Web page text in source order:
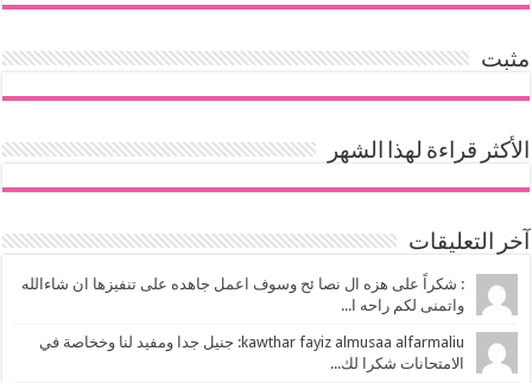
مثبت
الأكثر قراءة لهذا الشهر
آخر التعليقات
: شكراً على هزه ال نصا ئح وسوف اعمل جاهده على تنفيزها ان شاءالله
واتمنى لكم راحه ا...
kawthar fayiz almusaa alfarmaliu: جنيل جدا ومفيد لنا وخخاصة في
الامتحانات شكرا لك...